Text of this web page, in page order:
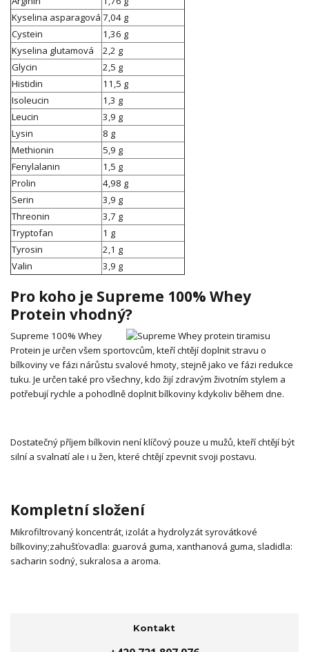
Kyselina asparagová 7,04 g
Cystein
1,36 g
Kyselina glutamová
2,2 g
Glycin
2,5 g
Histidin
11,5 g
Isoleucin
1,3 g
Leucin
3,9 g
Lysin
8 g
Methionin
5,9 g
Fenylalanin
1,5 g
Prolin
4,98 g
Serin
3,9 g
Threonin
3,7 g
Tryptofan
1 g
Tyrosin
2,1 g
Valin
3,9 g
Pro koho je Supreme 100% Whey
Protein vhodný?
Supreme 100% Whey
Protein je určen všem sportovcům, kteří chtějí doplnit stravu o
bílkoviny ve fázi nárůstu svalové hmoty, stejně jako ve fázi redukce
tuku. Je určen také pro všechny, kdo žijí zdravým životním stylem a
potřebují rychle a pohodlně doplnit bílkoviny kdykoliv během dne.
Dostatečný příjem bílkovin není klíčový pouze u mužů, kteří chtějí být
silní a svalnatí ale i u žen, které chtějí zpevnit svoji postavu.
Kompletní složení
Mikrofiltrovaný koncentrát, izolát a hydrolyzát syrovátkové
bílkoviny;zahušťovadla: guarová guma, xanthanová guma, sladidla:
sacharin sodný, sukralosa a aroma.
Kontakt